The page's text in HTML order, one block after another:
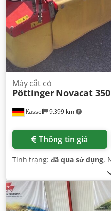
Kassel 9.399 km
Máy cắt cỏ
Pöttinger Novacat
Thông tin giá
Tình trạng: đã qua sử dụng,